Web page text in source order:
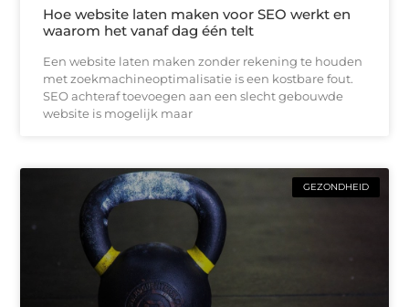
Hoe website laten maken voor SEO werkt en
waarom het vanaf dag één telt
Een website laten maken zonder rekening te houden
met zoekmachineoptimalisatie is een kostbare fout.
SEO achteraf toevoegen aan een slecht gebouwde
website is mogelijk maar
GEZONDHEID